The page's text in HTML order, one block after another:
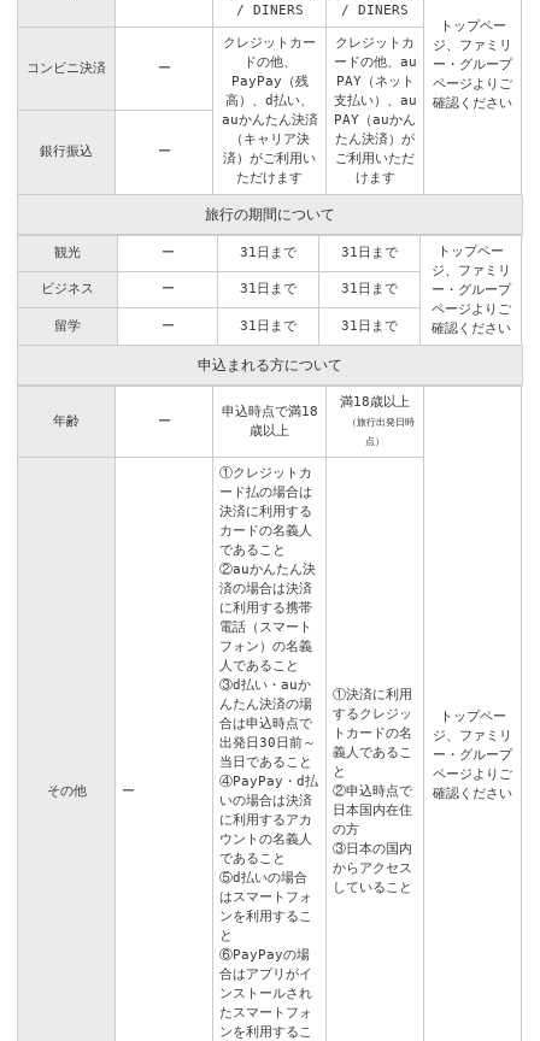
/ DINERS
/ DINERS
トップペー
ジ、 ファミリ
ー・グループ
ページよりご
確認ください
コンビニ決済 ー
クレジットカー
ドの他、
PayPay（残
高）、d払い、
auかんたん決済
（キャリア決
済）がご利用い
ただけます
クレジットカ
ードの他、au
PAY（ネット
支払い）、au
PAY（auかん
たん決済）が
ご利用いただ
けます
銀行振込 ー
旅行の期間について
観光 ー 31日まで 31日まで
トップペー
ジ、 ファミリ
ー・グループ
ページよりご
確認ください
ビジネス ー 31日まで 31日まで
留学 ー 31日まで 31日まで
申込まれる方について
年齢 ー
申込時点で満18
歳以上
満18歳以上
（旅行出発日時
点）
トップペー
ジ、 ファミリ
ー・グループ
ページよりご
確認ください
その他 ー
①クレジットカ
ード払の場合は
決済に利用する
カードの名義人
であること
②auかんたん決
済の場合は決済
に利用する携帯
電話（スマート
フォン）の名義
人であること
③d払い・auか
んたん決済の場
合は申込時点で
出発日30日前～
当日であること
④PayPay・d払
いの場合は決済
に利用するアカ
ウントの名義人
であること
⑤d払いの場合
はスマートフォ
ンを利用するこ
と
⑥PayPayの場
合はアプリがイ
ンストールされ
たスマートフォ
ンを利用するこ
①決済に利用
するクレジッ
トカードの名
義人であるこ
と
②申込時点で
日本国内在住
の方
③日本の国内
からアクセス
していること